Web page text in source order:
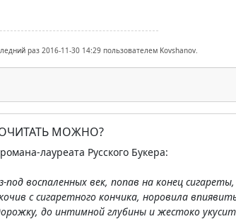
раз 2016-11-30 14:29 пользователем Kovshanov.
МОЖНО?
лауреата Русского Букера:
под воспаленных век, попав на конец
с сигаретного кончика, норовила
до интимной глубины и жестоко